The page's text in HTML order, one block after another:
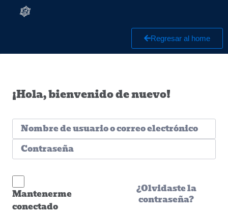
Regresar al home
¡Hola, bienvenido de nuevo!
Mantenerme
conectado
¿Olvidaste la
contraseña?